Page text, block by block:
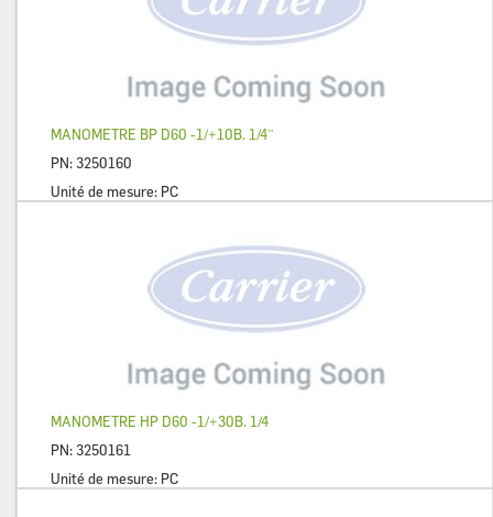
MANOMETRE BP D60 -1/+10B. 1/4¨
PN: 3250160
Unité de mesure: PC
MANOMETRE HP D60 -1/+30B. 1/4
PN: 3250161
Unité de mesure: PC